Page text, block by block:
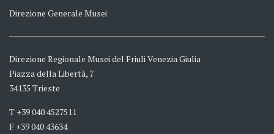
Direzione Generale Musei
Direzione Regionale Musei del Friuli Venezia Giulia
Piazza della Libertà, 7
34135 Trieste
T +39 040 4527511
F +39 040 43634